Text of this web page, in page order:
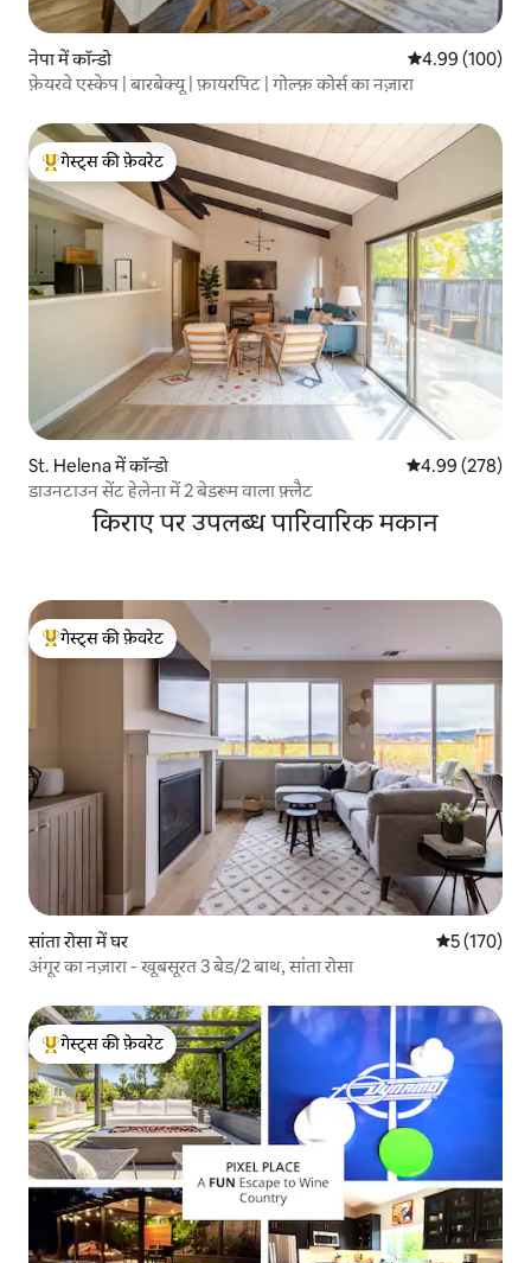
नेपा में कॉन्डो औसत रेटिंग 5 में से
4.99 (100)
फ़ेयरवे एस्केप | बारबेक्यू | फ़ायरपिट | गोल्फ़ कोर्स का नज़ारा
गेस्ट्स का टॉप फ़ेवरेट
गेस्ट्स की फ़ेवरेट
St. Helena में कॉन्डो औसत रेटिंग 5 में से
4.99 (278)
डाउनटाउन सेंट हेलेना में 2 बेडरूम वाला फ़्लैट
किराए पर उपलब्ध पारिवारिक मकान
गेस्ट्स का टॉप फ़ेवरेट
गेस्ट्स की फ़ेवरेट
सांता रोसा में घर औसत रेटिंग 5
5 (170)
अंगूर का नज़ारा - खूबसूरत 3 बेड/2 बाथ, सांता रोसा
गेस्ट्स का टॉप फ़ेवरेट
गेस्ट्स की फ़ेवरेट